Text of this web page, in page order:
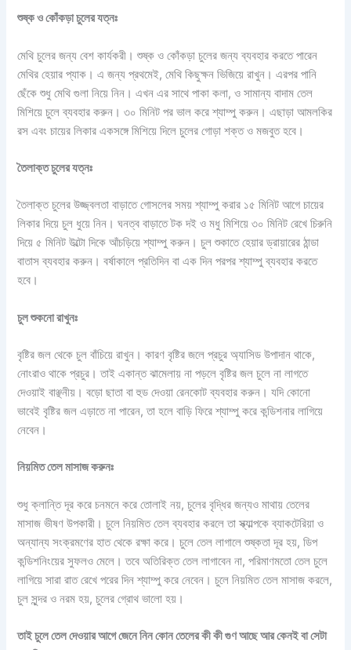
শুষ্কওকোঁকড়াচুলেরযত্নঃ
মেথি চুলের জন্য বেশ কার্যকরী। শুষ্ক ও কোঁকড়া চুলের জন্য ব্যবহার করতে পারেন
মেথির হেয়ার প্যাক। এ জন্য প্রথমেই, মেথি কিছুক্ষন ভিজিয়ে রাখুন। এরপর পানি
ছেঁকে শুধু মেথি গুলা নিয়ে নিন। এখন এর সাথে পাকা কলা, ও সামান্য বাদাম তেল
মিশিয়ে চুলে ব্যবহার করুন। ৩০ মিনিট পর ভাল করে শ্যাম্পু করুন। এছাড়া আমলকির
রস এবং চায়ের লিকার একসঙ্গে মিশিয়ে দিলে চুলের গোড়া শক্ত ও মজবুত হবে।
তৈলাক্তচুলেরযত্নঃ
তৈলাক্ত চুলের উজ্জ্বলতা বাড়াতে গোসলের সময় শ্যাম্পু করার ১৫ মিনিট আগে চায়ের
লিকার দিয়ে চুল ধুয়ে নিন। ঘনত্ব বাড়াতে টক দই ও মধু মিশিয়ে ৩০ মিনিট রেখে চিরুনি
দিয়ে ৫ মিনিট উল্টো দিকে আঁচড়িয়ে শ্যাম্পু করুন। চুল শুকাতে হেয়ার ড্রায়ারের ঠান্ডা
বাতাস ব্যবহার করুন। বর্ষাকালে প্রতিদিন বা এক দিন পরপর শ্যাম্পু ব্যবহার করতে
হবে।
চুলশুকনোরাখুনঃ
বৃষ্টির জল থেকে চুল বাঁচিয়ে রাখুন। কারণ বৃষ্টির জলে প্রচুর অ্যাসিড উপাদান থাকে,
নোংরাও থাকে প্রচুর। তাই একান্ত ঝামেলায় না পড়লে বৃষ্টির জল চুলে না লাগতে
দেওয়াই বাঞ্ছনীয়। বড়ো ছাতা বা হুড দেওয়া রেনকোট ব্যবহার করুন। যদি কোনো
ভাবেই বৃষ্টির জল এড়াতে না পারেন, তা হলে বাড়ি ফিরে শ্যাম্পু করে কন্ডিশনার লাগিয়ে
নেবেন।
নিয়মিততেলমাসাজকরুনঃ
শুধু ক্লান্তি দূর করে চনমনে করে তোলাই নয়, চুলের বৃদ্ধির জন্যও মাথায় তেলের
মাসাজ ভীষণ উপকারী। চুলে নিয়মিত তেল ব্যবহার করলে তা স্ক্যাল্পকে ব্যাকটেরিয়া ও
অন্যান্য সংক্রমণের হাত থেকে রক্ষা করে। চুলে তেল লাগালে শুষ্কতা দূর হয়, ডিপ
কন্ডিশনিংয়ের সুফলও মেলে। তবে অতিরিক্ত তেল লাগাবেন না, পরিমাণমতো তেল চুলে
লাগিয়ে সারা রাত রেখে পরের দিন শ্যাম্পু করে নেবেন। চুলে নিয়মিত তেল মাসাজ করলে,
চুল সুন্দর ও নরম হয়, চুলের গ্রোথ ভালো হয়।
তাই চুলে তেল দেওয়ার আগে জেনে নিন কোন তেলের কী কী গুণ আছে আর কেনই বা সেটা